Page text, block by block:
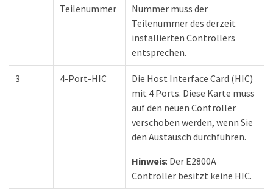
Teilenummer
Nummer muss der
Teilenummer des derzeit
installierten Controllers
entsprechen.
3 4-Port-HIC
Die Host Interface Card (HIC)
mit 4 Ports. Diese Karte muss
auf den neuen Controller
verschoben werden, wenn Sie
den Austausch durchführen.
Hinweis: Der E2800A
Controller besitzt keine HIC.